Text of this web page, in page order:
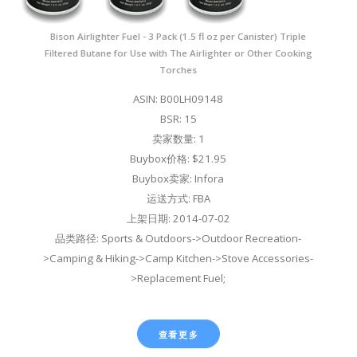
Bison Airlighter Fuel - 3 Pack (1.5 fl oz per Canister) Triple
Filtered Butane for Use with The Airlighter or Other Cooking
Torches
ASIN: B00LH09148
BSR: 15
卖家数量: 1
Buybox价格: $21.95
Buybox卖家: Infora
运送方式: FBA
上架日期: 2014-07-02
品类路径: Sports & Outdoors->Outdoor Recreation-
>Camping & Hiking->Camp Kitchen->Stove Accessories-
>Replacement Fuel;
查看更多